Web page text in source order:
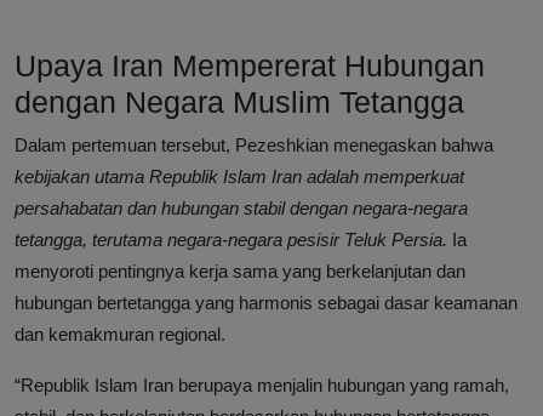
Upaya Iran Mempererat Hubungan
dengan Negara Muslim Tetangga
Dalam pertemuan tersebut, Pezeshkian menegaskan bahwa
kebijakan utama Republik Islam Iran adalah memperkuat
persahabatan dan hubungan stabil dengan negara-negara
tetangga, terutama negara-negara pesisir Teluk Persia. Ia
menyoroti pentingnya kerja sama yang berkelanjutan dan
hubungan bertetangga yang harmonis sebagai dasar keamanan
dan kemakmuran regional.
“Republik Islam Iran berupaya menjalin hubungan yang ramah,